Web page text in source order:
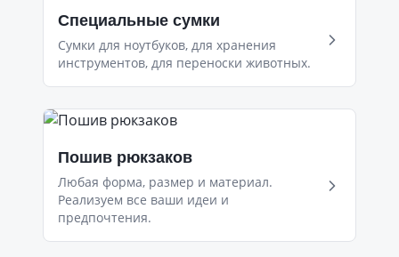
Специальные сумки
Сумки для ноутбуков, для хранения
инструментов, для переноски животных.
Пошив рюкзаков
Любая форма, размер и материал.
Реализуем все ваши идеи и
предпочтения.